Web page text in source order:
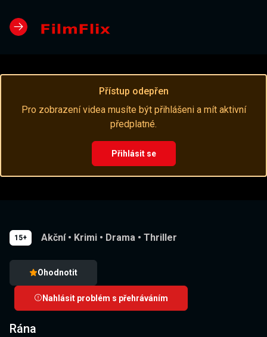
Přístup odepřen
Pro zobrazení videa musíte být přihlášeni a mít aktivní
předplatné.
Přihlásit se
15+ Akční • Krimi • Drama • Thriller
Ohodnotit
Nahlásit problém s přehráváním
Rána